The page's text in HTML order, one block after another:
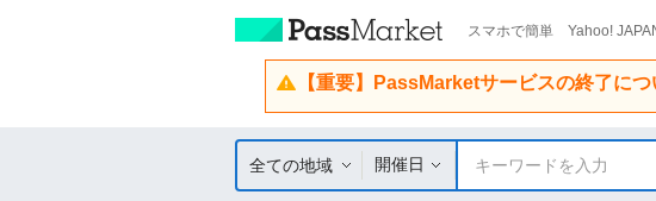
スマホで簡単 Yahoo!
【重要】PassMarketサービスの終了につ
全ての地域 開催日 キーワードを入力